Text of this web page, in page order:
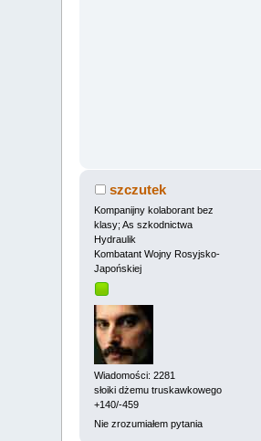
szczutek
Kompanijny kolaborant bez
klasy; As szkodnictwa
Hydraulik
Kombatant Wojny Rosyjsko-
Japońskiej
Wiadomości: 2281
słoiki dżemu truskawkowego
+140/-459
Nie zrozumiałem pytania